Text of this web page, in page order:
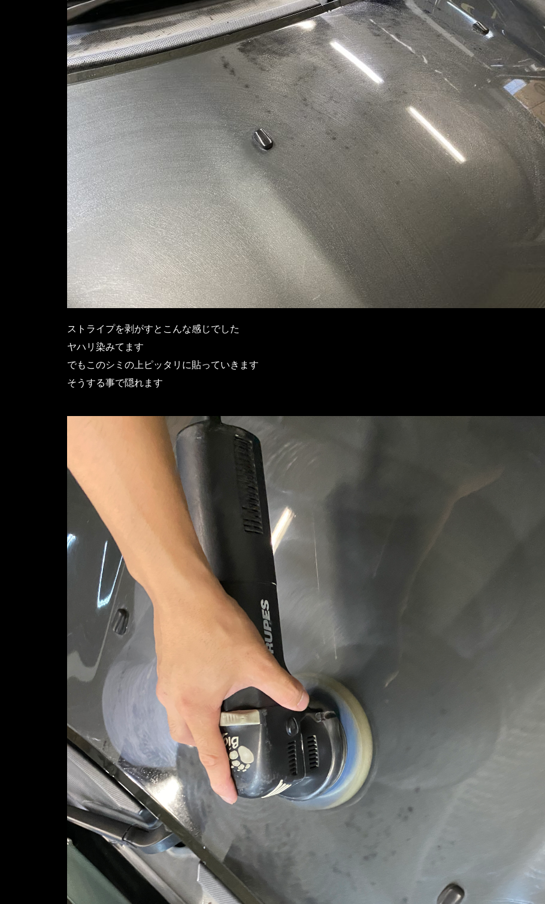
ストライプを剥がすとこんな感じでした
ヤハリ染みてます
でもこのシミの上ピッタリに貼っていきます
そうする事で隠れます